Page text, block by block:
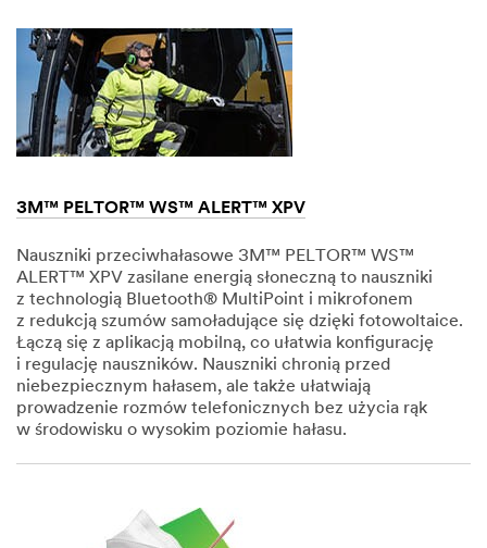
3M™ PELTOR™ WS™ ALERT™ XPV
Nauszniki przeciwhałasowe 3M™ PELTOR™ WS™
ALERT™ XPV zasilane energią słoneczną to nauszniki
z technologią Bluetooth® MultiPoint i mikrofonem
z redukcją szumów samoładujące się dzięki fotowoltaice.
Łączą się z aplikacją mobilną, co ułatwia konfigurację
i regulację nauszników. Nauszniki chronią przed
niebezpiecznym hałasem, ale także ułatwiają
prowadzenie rozmów telefonicznych bez użycia rąk
w środowisku o wysokim poziomie hałasu.
1,